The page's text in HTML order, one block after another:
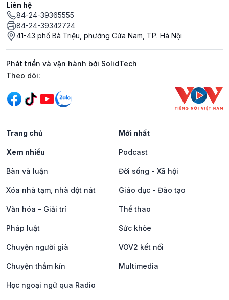
Liên hệ
84-24-39365555
84-24-39342724
41-43 phố Bà Triệu, phường Cửa Nam, TP. Hà Nội
Phát triển và vận hành bởi SolidTech
Mạng xã hội
Theo dõi:
Trang chủ Mới nhất
Xem nhiều Podcast
Bàn và luận Đời sống - Xã hội
Xóa nhà tạm, nhà dột nát Giáo dục - Đào tạo
Văn hóa - Giải trí Thể thao
Pháp luật Sức khỏe
Chuyện người già VOV2 kết nối
Chuyện thầm kín Multimedia
Học ngoại ngữ qua Radio